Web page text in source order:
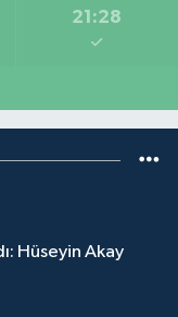
21:28
Hüseyin Akay